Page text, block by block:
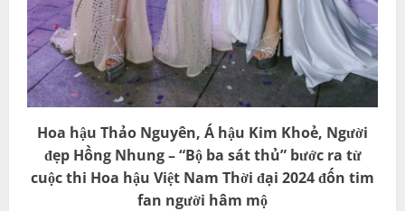
Hoa hậu Thảo Nguyên, Á hậu Kim Khoẻ, Người
đẹp Hồng Nhung – “Bộ ba sát thủ” bước ra từ
cuộc thi Hoa hậu Việt Nam Thời đại 2024 đốn tim
fan người hâm mộ